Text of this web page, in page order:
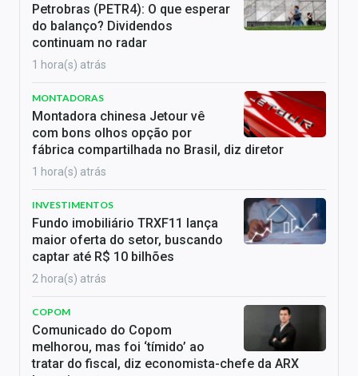
Petrobras (PETR4): O que esperar
do balanço? Dividendos
continuam no radar
1 hora(s) atrás
MONTADORAS
Montadora chinesa Jetour vê
com bons olhos opção por
fábrica compartilhada no Brasil, diz diretor
1 hora(s) atrás
INVESTIMENTOS
Fundo imobiliário TRXF11 lança
maior oferta do setor, buscando
captar até R$ 10 bilhões
2 hora(s) atrás
COPOM
Comunicado do Copom
melhorou, mas foi ‘tímido’ ao
tratar do fiscal, diz economista-chefe da ARX